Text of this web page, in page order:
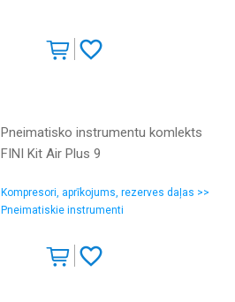
Pneimatisko instrumentu komlekts
FINI Kit Air Plus 9
Kompresori, aprīkojums, rezerves daļas >>
Pneimatiskie instrumenti